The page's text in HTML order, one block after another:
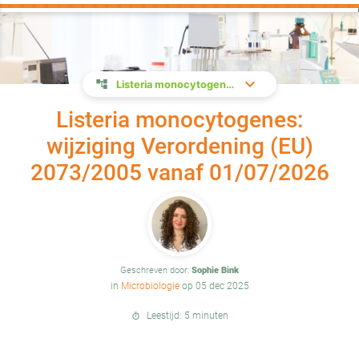
Listeria monocytogenes: wijziging Verordening (EU) 2073/2005 vanaf 01/07/2026
Listeria monocytogenes:
wijziging Verordening (EU)
2073/2005 vanaf 01/07/2026
Geschreven door: Sophie Bink
in Microbiologieop 05 dec 2025
timer Leestijd: 5 minuten